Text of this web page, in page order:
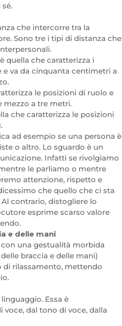
che intercorre tra la
Sono tre i tipi di distanza che
quella che caratterizza i
va da cinquanta centimetri a
le posizioni di ruolo e
mezzo a tre metri.
che caratterizza le posizioni
ad esempio se una persona è
o altro. Lo sguardo è un
Infatti se rivolgiamo
le parliamo o mentre
attenzione, rispetto e
che quello che ci sta
contrario, distogliere lo
esprime scarso valore
e delle mani
una gestualità morbida
braccia e delle mani)
di rilassamento, mettendo
Essa è
dal tono di voce, dalla